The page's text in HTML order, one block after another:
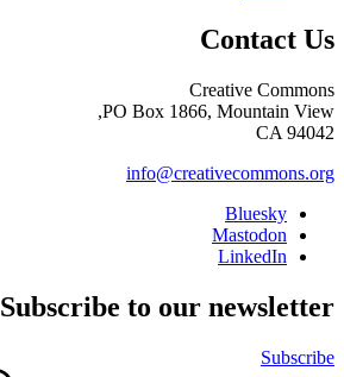
Contact Us
Creative Commons
PO Box 1866, Mountain View,
CA 94042
info@creativecommons.org
Bluesky
Mastodon
LinkedIn
Subscribe to our newsletter
Subscribe